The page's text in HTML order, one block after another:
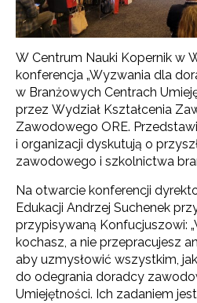
W Centrum Nauki Kopernik w
konferencja „Wyzwania dla
w Branżowych Centrach
przez Wydział Kształcenia
Zawodowego ORE.
i organizacji dyskutują o
zawodowego i szkolnictwa
Na otwarcie konferencji
Edukacji Andrzej Suchenek
przypisywaną Konfucjuszowi:
kochasz, a nie przepracujesz
aby uzmysłowić wszystkim,
do odegrania doradcy
Umiejętności. Ich zadaniem